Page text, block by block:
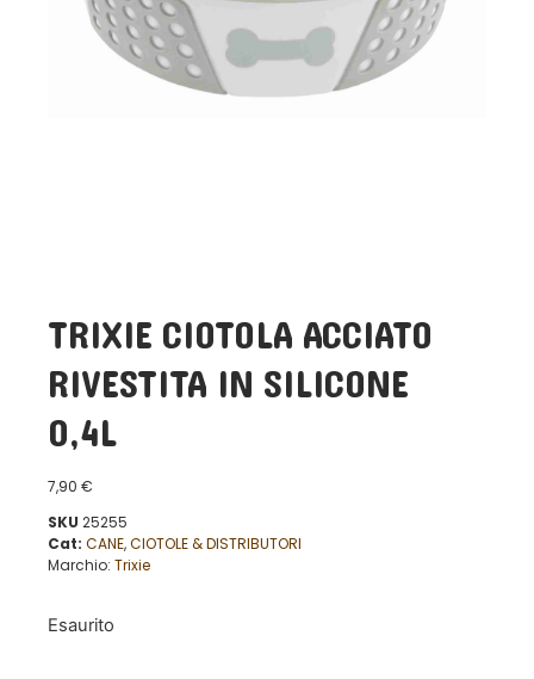
TRIXIE CIOTOLA ACCIATO
RIVESTITA IN SILICONE
0,4L
7,90 €
SKU 25255
Cat: CANE,CIOTOLE & DISTRIBUTORI
Marchio: Trixie
Esaurito